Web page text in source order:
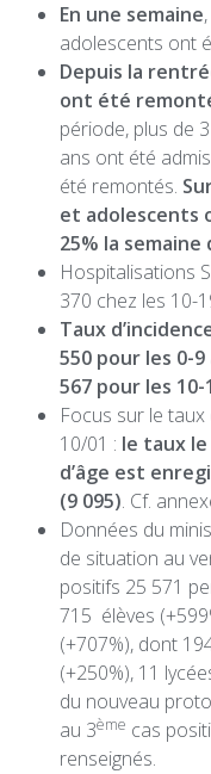
En une semaine
adolescents ont
Depuis la
ont été
période, plus de
ans ont été
été remontés.
et adolescents
25% la
Hospitalisations
370 chez les 10-
Taux
550 pour les 0-
567 pour les
Focus sur le taux
10/01 : le taux
d’âge est
(9 095). Cf.
Données du
de situation au
positifs 25 571
715 élèves
(+707%), dont
(+250%), 11
du nouveau
au 3ème cas
renseignés.